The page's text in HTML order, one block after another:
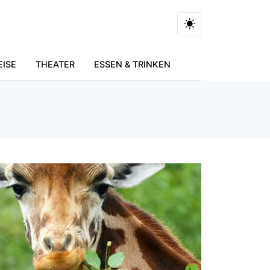
THEATER ESSEN & TRINKEN